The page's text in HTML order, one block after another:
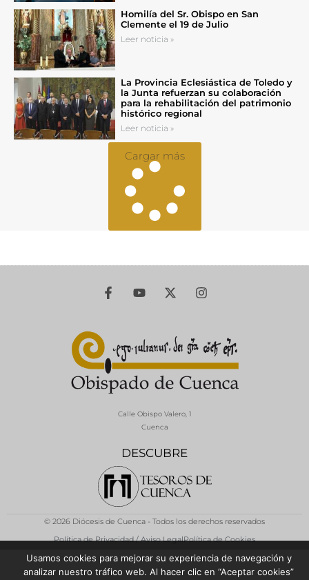
Homilía del Sr. Obispo en San
Clemente el 19 de Julio
Leer noticia »
La Provincia Eclesiástica de Toledo y
la Junta refuerzan su colaboración
para la rehabilitación del patrimonio
histórico regional
Leer noticia »
Cargar más
DESCUBRE
Calle Obispo Valero, 1
Cuenca
© 2026 Diócesis de Cuenca - Todos los derechos reservados
Política de Privacidad / Aviso LegalPolítica de Cookies
Usamos cookies para mejorar su experiencia de navegación y
analizar nuestro tráfico web. Al hacer clic en “Aceptar cookies”